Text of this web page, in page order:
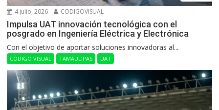
4 julio, 2026 CODIGOVISUAL
Impulsa UAT innovación tecnológica con el
posgrado en Ingeniería Eléctrica y Electrónica
Con el objetivo de aportar soluciones innovadoras al...
CÓDIGO VISUAL TAMAULIPAS UAT